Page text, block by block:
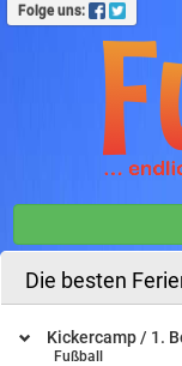
Folge uns:
Die besten
Kickercamp / 1.
Fußball